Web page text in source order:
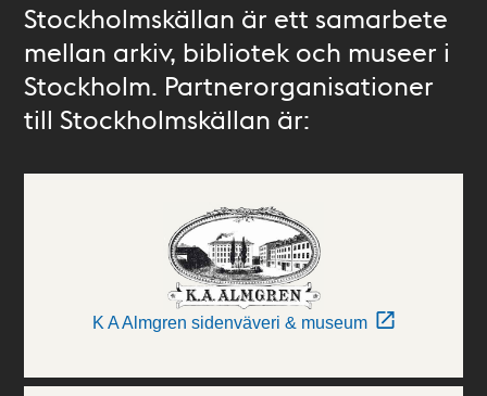
Stockholmskällan är ett samarbete
mellan arkiv, bibliotek och museer i
Stockholm. Partnerorganisationer
till Stockholmskällan är:
K A Almgren sidenväveri & museum